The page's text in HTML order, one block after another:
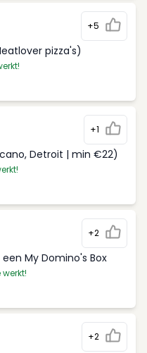
+5
pizza's)
+1
Detroit | min €22)
+2
My Domino's Box
+2